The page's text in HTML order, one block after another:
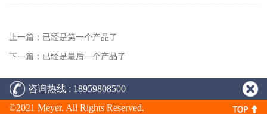
上一篇：已经是第一个产品了
下一篇：已经是最后一个产品了
咨询热线 : 18959808500
©2021 Meyer. All Rights Reserved.